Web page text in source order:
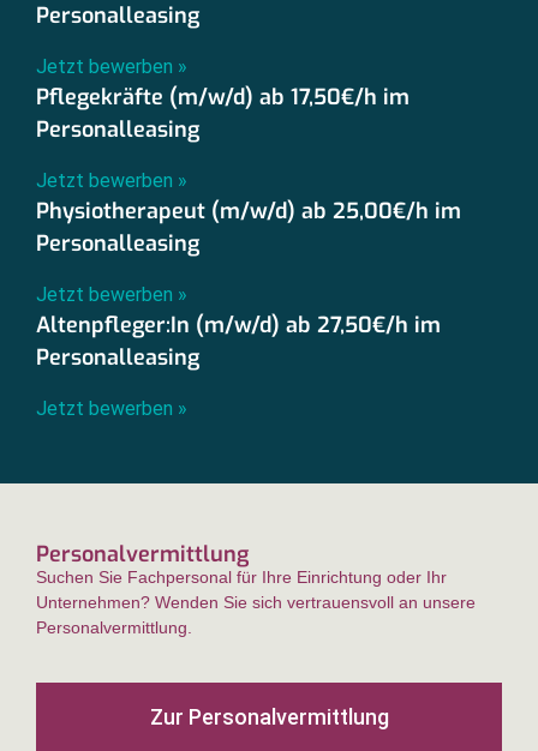
Personalleasing
Jetzt bewerben »
Pflegekräfte (m/w/d) ab 17,50€/h im
Personalleasing
Jetzt bewerben »
Physiotherapeut (m/w/d) ab 25,00€/h im
Personalleasing
Jetzt bewerben »
Altenpfleger:In (m/w/d) ab 27,50€/h im
Personalleasing
Jetzt bewerben »
Personalvermittlung
Suchen Sie Fachpersonal für Ihre Einrichtung oder Ihr
Unternehmen? Wenden Sie sich vertrauensvoll an unsere
Personalvermittlung.
Zur Personalvermittlung